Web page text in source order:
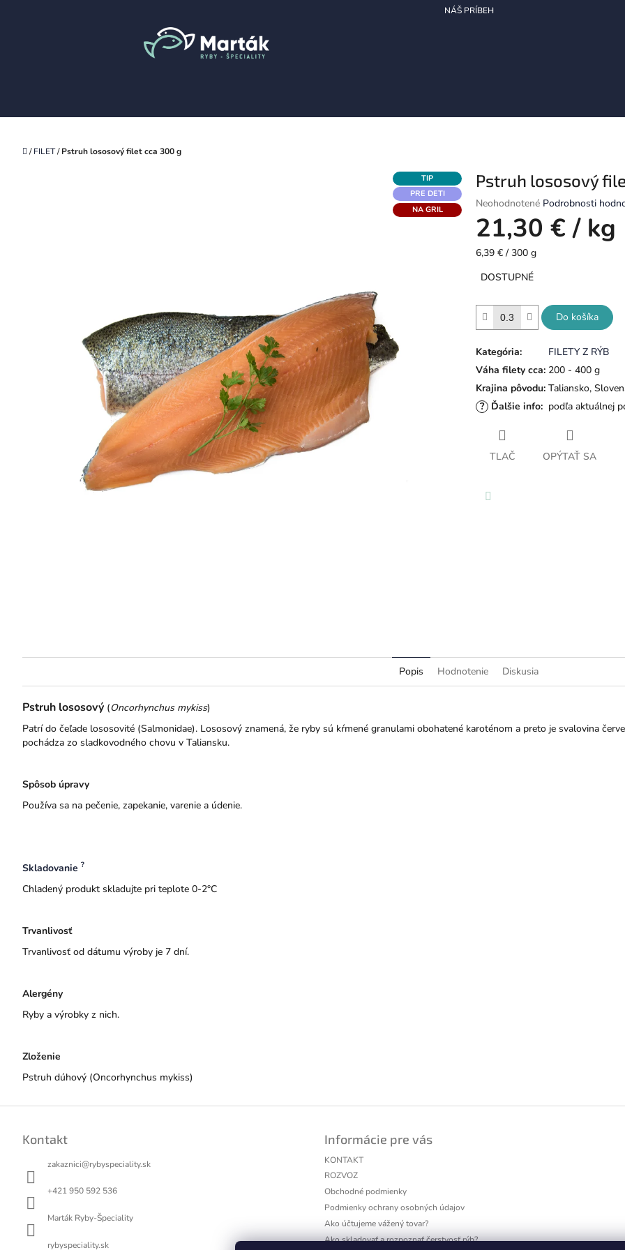
NÁŠ PRÍBEH
Domov
/ FILET/ Pstruh lososový filetcca 300 g
TIP
PRE DETI
NA GRIL
Pstruh lososový
Priemerné
hodnotenie
produktu
0,0
Neohodnotené Podrobnosti
21,30 €/ kg
Jednotková
6,39 € / 300 g
DOSTUPNÉ
Do košíka
Kategória:
FILETY Z RÝB
Váha filety cca: 200 - 400 g
Krajina pôvodu: Taliansko,
? Ďalšie info: podľa aktuálnej
TLAČ OPÝTAŤ SA
Popis Hodnotenie Diskusia
Pstruh lososový (Oncorhynchus mykiss)
Patrí do čeľade lososovité (Salmonidae). Lososový znamená, že ryby sú kŕmené granulami obohatené karoténom a preto je svalovina
pochádza zo sladkovodného chovu v Taliansku.
Spôsob úpravy
Používa sa na pečenie, zapekanie, varenie a údenie.
Skladovanie ?
Chladený produkt skladujte pri teplote 0-2°C
Trvanlivosť
Trvanlivosť od dátumu výroby je 7 dní.
Alergény
Ryby a výrobky z nich.
Zloženie
Pstruh dúhový (Oncorhynchus mykiss)
Kontakt
zakaznici@rybyspeciality.sk
+421 950 592 536
Marták Ryby-Špeciality
rybyspeciality.sk
Informácie pre vás
KONTAKT
ROZVOZ
Obchodné podmienky
Podmienky ochrany osobných údajov
Ako účtujeme vážený tovar?
Ako skladovať a rozpoznať čerstvosť rýb?